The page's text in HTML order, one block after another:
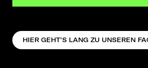
HIER GEHT’S LANG ZU UNSEREN